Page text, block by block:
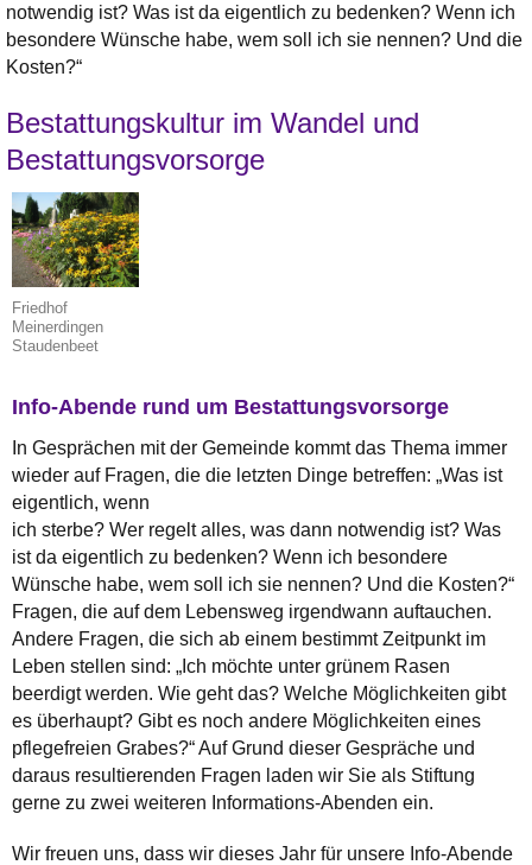
notwendig ist? Was ist da eigentlich zu bedenken? Wenn ich
besondere Wünsche habe, wem soll ich sie nennen? Und die
Kosten?“
Bestattungskultur im Wandel und
Bestattungsvorsorge
Friedhof
Meinerdingen
Staudenbeet
Info-Abende rund um Bestattungsvorsorge
In Gesprächen mit der Gemeinde kommt das Thema immer
wieder auf Fragen, die die letzten Dinge betreffen: „Was ist
eigentlich, wenn
ich sterbe? Wer regelt alles, was dann notwendig ist? Was
ist da eigentlich zu bedenken? Wenn ich besondere
Wünsche habe, wem soll ich sie nennen? Und die Kosten?“
Fragen, die auf dem Lebensweg irgendwann auftauchen.
Andere Fragen, die sich ab einem bestimmt Zeitpunkt im
Leben stellen sind: „Ich möchte unter grünem Rasen
beerdigt werden. Wie geht das? Welche Möglichkeiten gibt
es überhaupt? Gibt es noch andere Möglichkeiten eines
pflegefreien Grabes?“ Auf Grund dieser Gespräche und
daraus resultierenden Fragen laden wir Sie als Stiftung
gerne zu zwei weiteren Informations-Abenden ein.
Wir freuen uns, dass wir dieses Jahr für unsere Info-Abende